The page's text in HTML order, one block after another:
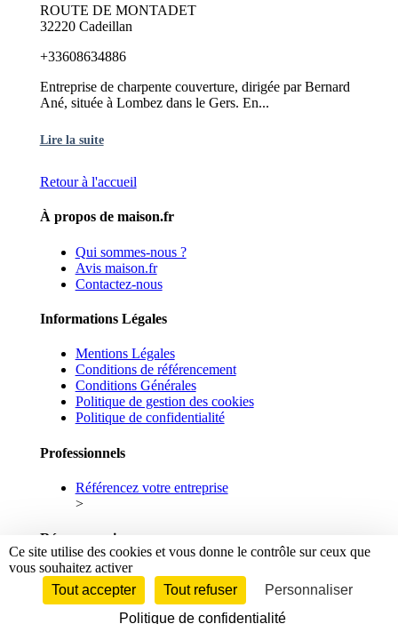
ROUTE DE MONTADET
32220 Cadeillan
+33608634886
Entreprise de charpente couverture, dirigée par Bernard
Ané, située à Lombez dans le Gers. En...
Lire la suite
Retour à l'accueil
À propos de maison.fr
Qui sommes-nous ?
Avis maison.fr
Contactez-nous
Informations Légales
Mentions Légales
Conditions de référencement
Conditions Générales
Politique de gestion des cookies
Politique de confidentialité
Professionnels
Référencez votre entreprise
>
Réseaux sociaux
Facebook
Linkedin
© 2026 maison.fr - Tous droits réservés.
Ce site utilise des cookies et vous donne le contrôle sur ceux que
vous souhaitez activer
Tout accepter
Tout refuser
Personnaliser
Politique de confidentialité